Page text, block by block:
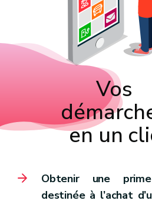
Vos
en un
Obtenir une
destinée à l’achat